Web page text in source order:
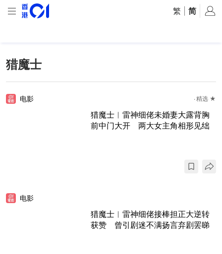
繁 简
猎魔士
电影 精选 ★
猎魔士︱雷神细佬未婚妻大露背胸
前中门大开 两大女主角相形见绌
电影
猎魔士︱雷神细佬接棒担正大逆转
获赞 曾引剧迷不满扬言弃剧罢睇